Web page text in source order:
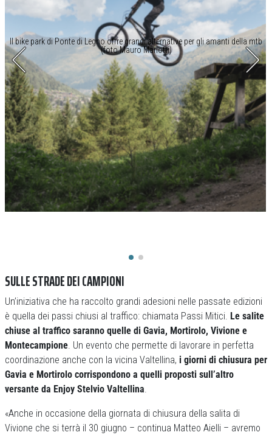
Il bike park di Ponte di Legno offre grandi alternative per gli amanti della mtb
(foto Mauro Mariotti)
SULLE STRADE DEI CAMPIONI
Un’iniziativa che ha raccolto grandi adesioni nelle passate edizioni
è quella dei passi chiusi al traffico: chiamata Passi Mitici. Le salite
chiuse al traffico saranno quelle di Gavia, Mortirolo, Vivione e
Montecampione. Un evento che permette di lavorare in perfetta
coordinazione anche con la vicina Valtellina, i giorni di chiusura per
Gavia e Mortirolo corrispondono a quelli proposti sull’altro
versante da Enjoy Stelvio Valtellina.
«Anche in occasione della giornata di chiusura della salita di
Vivione che si terrà il 30 giugno – continua Matteo Aielli – avremo